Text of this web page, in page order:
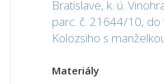
Bratislave, k. ú.
parc. č. 21644/10, do
Kolozsiho s
Materiály